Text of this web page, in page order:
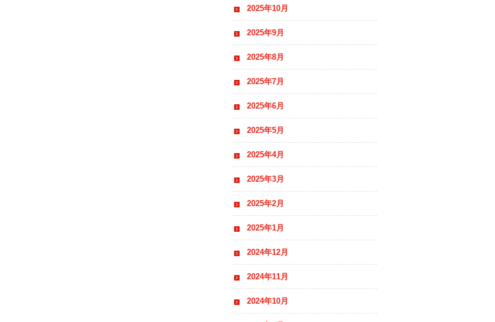
2025年10月
2025年9月
2025年8月
2025年7月
2025年6月
2025年5月
2025年4月
2025年3月
2025年2月
2025年1月
2024年12月
2024年11月
2024年10月